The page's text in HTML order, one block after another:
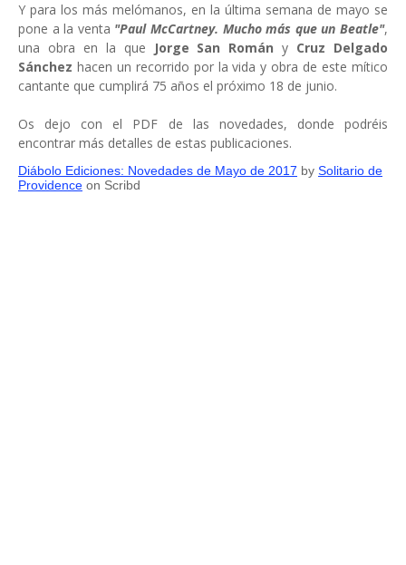
Y para los más melómanos, en la última semana de mayo se
pone a la venta "Paul McCartney. Mucho más que un Beatle",
una obra en la que
Jorge San Román y Cruz Delgado
Sánchez hacen un recorrido por la vida y obra de este mítico
cantante que cumplirá 75 años el próximo 18 de junio.
Os dejo con el PDF de las novedades, donde podréis
encontrar más detalles de estas publicaciones.
Diábolo Ediciones: Novedades de Mayo de 2017 by Solitario de
Providence on Scribd